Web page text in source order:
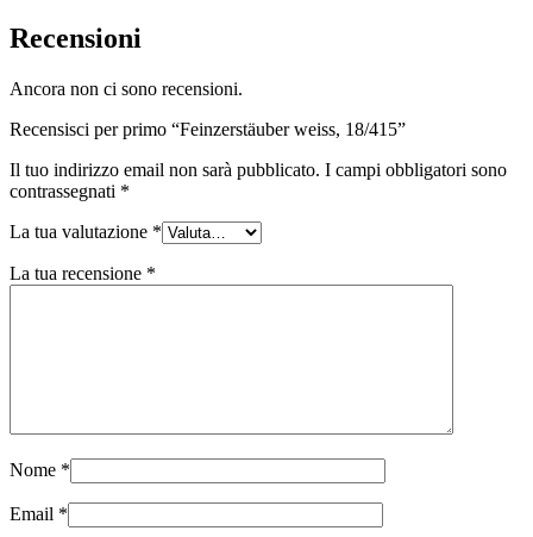
Sostenibile
Bottiglie per liquori
Serbatoi(2)
Recensioni
Ancora non ci sono recensioni.
Recensisci per primo “Feinzerstäuber weiss, 18/415”
Il tuo indirizzo email non sarà pubblicato. I campi obbligatori sono
contrassegnati *
La tua valutazione *
La tua recensione *
Nome *
Email *